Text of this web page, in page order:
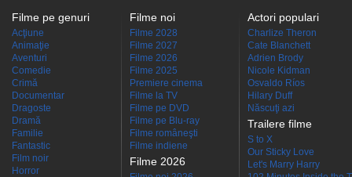
Filme pe genuri
Acţiune
Animaţie
Aventuri
Comedie
Crimă
Documentar
Dragoste
Dramă
Familie
Fantastic
Film noir
Horror
Filme noi
Filme 2028
Filme 2027
Filme 2026
Filme 2025
Premiere cinema
Filme la TV
Filme pe DVD
Filme pe Blu-ray
Filme româneşti
Filme indiene
Filme 2026
Actori populari
Charlize Theron
Cate Blanchett
Adrien Brody
Nicole Kidman
Osvaldo Ríos
Hilary Duff
Născuţi azi
Trailere filme
S to X
Our Sticky Love
Let's Marry Harry